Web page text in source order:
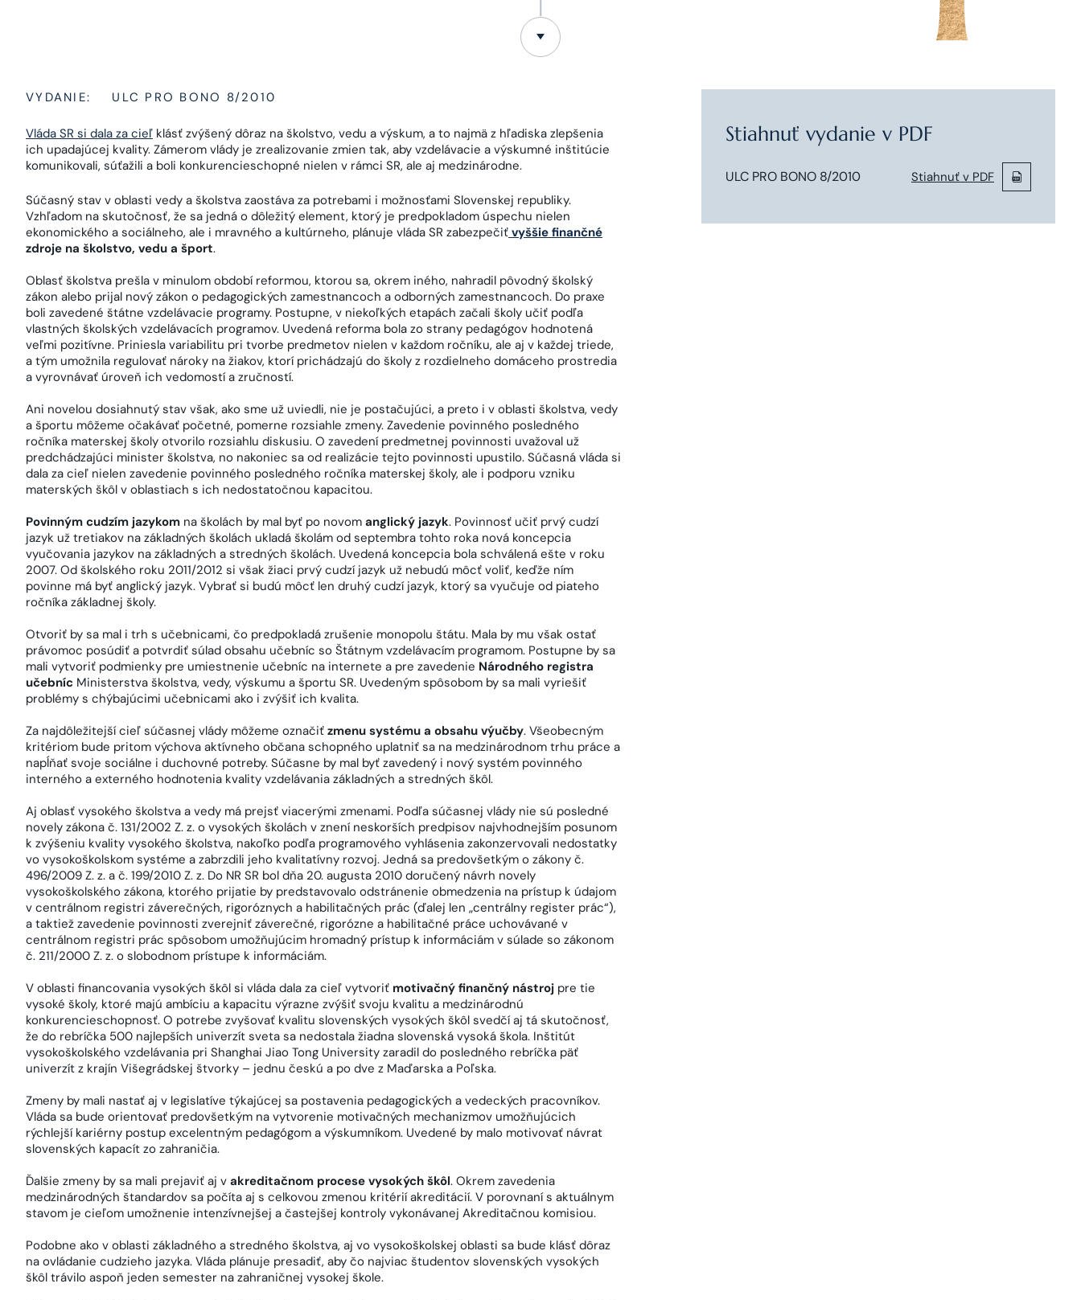
VYDANIE: ULC PRO BONO 8/2010
Vláda SR si dala za cieľ klásť zvýšený dôraz na školstvo, vedu a výskum, a to najmä z hľadiska zlepšenia
ich upadajúcej kvality. Zámerom vlády je zrealizovanie zmien tak, aby vzdelávacie a výskumné inštitúcie
komunikovali, súťažili a boli konkurencieschopné nielen v rámci SR, ale aj medzinárodne.
Súčasný stav v oblasti vedy a školstva zaostáva za potrebami i možnosťami Slovenskej republiky.
Vzhľadom na skutočnosť, že sa jedná o dôležitý element, ktorý je predpokladom úspechu nielen
ekonomického a sociálneho, ale i mravného a kultúrneho, plánuje vláda SR zabezpečiť vyššie finančné
zdroje na školstvo, vedu a šport.
Oblasť školstva prešla v minulom období reformou, ktorou sa, okrem iného, nahradil pôvodný školský
zákon alebo prijal nový zákon o pedagogických zamestnancoch a odborných zamestnancoch. Do praxe
boli zavedené štátne vzdelávacie programy. Postupne, v niekoľkých etapách začali školy učiť podľa
vlastných školských vzdelávacích programov. Uvedená reforma bola zo strany pedagógov hodnotená
veľmi pozitívne. Priniesla variabilitu pri tvorbe predmetov nielen v každom ročníku, ale aj v každej triede,
a tým umožnila regulovať nároky na žiakov, ktorí prichádzajú do školy z rozdielneho domáceho prostredia
a vyrovnávať úroveň ich vedomostí a zručností.
Ani novelou dosiahnutý stav však, ako sme už uviedli, nie je postačujúci, a preto i v oblasti školstva, vedy
a športu môžeme očakávať početné, pomerne rozsiahle zmeny. Zavedenie povinného posledného
ročníka materskej školy otvorilo rozsiahlu diskusiu. O zavedení predmetnej povinnosti uvažoval už
predchádzajúci minister školstva, no nakoniec sa od realizácie tejto povinnosti upustilo. Súčasná vláda si
dala za cieľ nielen zavedenie povinného posledného ročníka materskej školy, ale i podporu vzniku
materských škôl v oblastiach s ich nedostatočnou kapacitou.
Povinným cudzím jazykom na školách by mal byť po novom anglický jazyk. Povinnosť učiť prvý cudzí
jazyk už tretiakov na základných školách ukladá školám od septembra tohto roka nová koncepcia
vyučovania jazykov na základných a stredných školách. Uvedená koncepcia bola schválená ešte v roku
2007. Od školského roku 2011/2012 si však žiaci prvý cudzí jazyk už nebudú môcť voliť, keďže ním
povinne má byť anglický jazyk. Vybrať si budú môcť len druhý cudzí jazyk, ktorý sa vyučuje od piateho
ročníka základnej školy.
Otvoriť by sa mal i trh s učebnicami, čo predpokladá zrušenie monopolu štátu. Mala by mu však ostať
právomoc posúdiť a potvrdiť súlad obsahu učebníc so Štátnym vzdelávacím programom. Postupne by sa
mali vytvoriť podmienky pre umiestnenie učebníc na internete a pre zavedenie Národného registra
učebníc Ministerstva školstva, vedy, výskumu a športu SR. Uvedeným spôsobom by sa mali vyriešiť
problémy s chýbajúcimi učebnicami ako i zvýšiť ich kvalita.
Za najdôležitejší cieľ súčasnej vlády môžeme označiť zmenu systému a obsahu výučby. Všeobecným
kritériom bude pritom výchova aktívneho občana schopného uplatniť sa na medzinárodnom trhu práce a
napĺňať svoje sociálne i duchovné potreby. Súčasne by mal byť zavedený i nový systém povinného
interného a externého hodnotenia kvality vzdelávania základných a stredných škôl.
Aj oblasť vysokého školstva a vedy má prejsť viacerými zmenami. Podľa súčasnej vlády nie sú posledné
novely zákona č. 131/2002 Z. z. o vysokých školách v znení neskorších predpisov najvhodnejším posunom
k zvýšeniu kvality vysokého školstva, nakoľko podľa programového vyhlásenia zakonzervovali nedostatky
vo vysokoškolskom systéme a zabrzdili jeho kvalitatívny rozvoj. Jedná sa predovšetkým o zákony č.
496/2009 Z. z. a č. 199/2010 Z. z. Do NR SR bol dňa 20. augusta 2010 doručený návrh novely
vysokoškolského zákona, ktorého prijatie by predstavovalo odstránenie obmedzenia na prístup k údajom
v centrálnom registri záverečných, rigoróznych a habilitačných prác (ďalej len „centrálny register prác“),
a taktiež zavedenie povinnosti zverejniť záverečné, rigorózne a habilitačné práce uchovávané v
centrálnom registri prác spôsobom umožňujúcim hromadný prístup k informáciám v súlade so zákonom
č. 211/2000 Z. z. o slobodnom prístupe k informáciám.
V oblasti financovania vysokých škôl si vláda dala za cieľ vytvoriť motivačný finančný nástroj pre tie
vysoké školy, ktoré majú ambíciu a kapacitu výrazne zvýšiť svoju kvalitu a medzinárodnú
konkurencieschopnosť. O potrebe zvyšovať kvalitu slovenských vysokých škôl svedčí aj tá skutočnosť,
že do rebríčka 500 najlepších univerzít sveta sa nedostala žiadna slovenská vysoká škola. Inštitút
vysokoškolského vzdelávania pri Shanghai Jiao Tong University zaradil do posledného rebríčka päť
univerzít z krajín Višegrádskej štvorky – jednu českú a po dve z Maďarska a Poľska.
Zmeny by mali nastať aj v legislatíve týkajúcej sa postavenia pedagogických a vedeckých pracovníkov.
Vláda sa bude orientovať predovšetkým na vytvorenie motivačných mechanizmov umožňujúcich
rýchlejší kariérny postup excelentným pedagógom a výskumníkom. Uvedené by malo motivovať návrat
slovenských kapacít zo zahraničia.
Ďalšie zmeny by sa mali prejaviť aj v akreditačnom procese vysokých škôl. Okrem zavedenia
medzinárodných štandardov sa počíta aj s celkovou zmenou kritérií akreditácií. V porovnaní s aktuálnym
stavom je cieľom umožnenie intenzívnejšej a častejšej kontroly vykonávanej Akreditačnou komisiou.
Podobne ako v oblasti základného a stredného školstva, aj vo vysokoškolskej oblasti sa bude klásť dôraz
na ovládanie cudzieho jazyka. Vláda plánuje presadiť, aby čo najviac študentov slovenských vysokých
škôl trávilo aspoň jeden semester na zahraničnej vysokej škole.
Stiahnuť vydanie v PDF
ULC PRO BONO 8/2010 Stiahnuť v PDF